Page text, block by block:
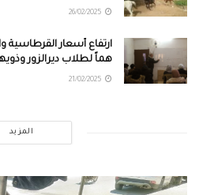
ارتفاع أسعار
هماً لطلاب ديرالزور
المزيد